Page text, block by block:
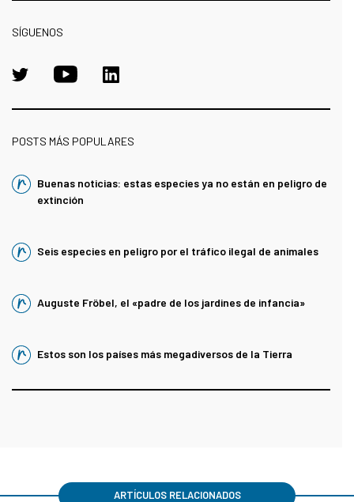
SÍGUENOS
POSTS MÁS POPULARES
Buenas noticias: estas especies ya no están en peligro de
extinción
Seis especies en peligro por el tráfico ilegal de animales
Auguste Fröbel, el «padre de los jardines de infancia»
Estos son los países más megadiversos de la Tierra
ARTÍCULOS RELACIONADOS